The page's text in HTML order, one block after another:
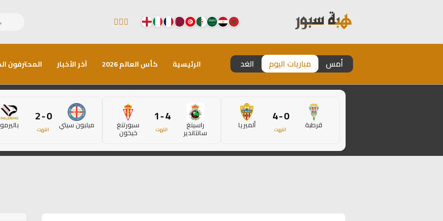
أمس مباريات اليوم الغد الرئيسية كأس العالم 2026 آخر الأخبار المحترفون
قرطبة 0 - 4
انتهت ألميريا راسينغ
سانتاندير
4 - 1
انتهت سبورتنغ
خيخون
ميلبون سيتي 0 - 2
انتهت باليرمو